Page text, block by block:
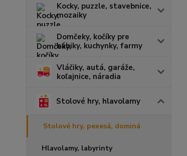
Kocky, puzzle, stavebnice,
mozaiky
Domčeky, kočíky pre
bábiky, kuchynky, farmy
Vláčiky, autá, garáže,
koľajnice, náradia
Stolové hry, hlavolamy
Stolové hry, pexesá, dominá
Hlavolamy, labyrinty